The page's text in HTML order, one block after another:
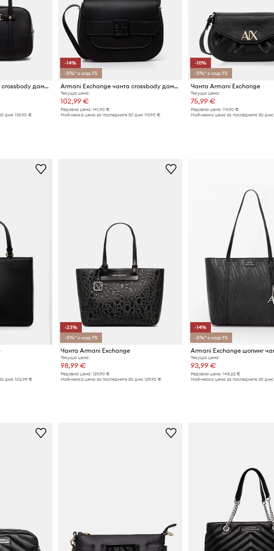
Armani Exchange чанта crossbody дамска от имитация на кожа
дни: 139,90 €
-14%
-5%* с код: FS
Armani Exchange чанта crossbody дамска от имитация на кожа
Текуща цена:
102,99 €
Редовна цена: 141,90 €
Най-ниска цена за последните 30 дни: 119,90 €
-10%
-5%* с код: FS
Чанта Armani Exchange
Текуща цена:
75,99 €
Редовна цена: 119,90 €
Най-ниска цена за последните 30 дни:
дни: 102,99 €
-23%
-5%* с код: FS
Чанта Armani Exchange
Текуща цена:
98,99 €
Редовна цена: 129,90 €
Най-ниска цена за последните 30 дни: 129,90 €
-14%
-5%* с код: FS
Текуща цена:
93,99 €
Редовна цена: 148,22 €
Най-ниска цена за последните 30 дни: